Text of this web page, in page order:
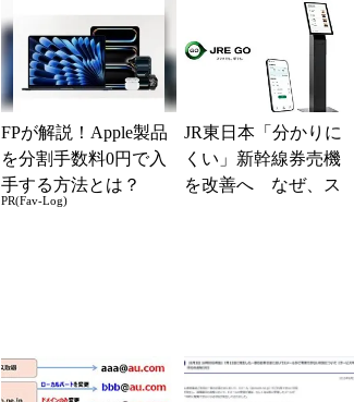
FPが解説！Apple製品
を分割手数料0円で入
手する方法とは？
PR(Fav-Log)
JR東日本「分かりに
くい」新幹線券売機
を改善へ なぜ、ス